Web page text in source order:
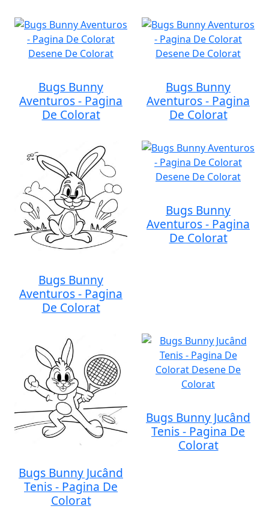
Bugs Bunny
Aventuros - Pagina
De Colorat
Bugs Bunny
Aventuros - Pagina
De Colorat
Bugs Bunny
Aventuros - Pagina
De Colorat
Bugs Bunny
Aventuros - Pagina
De Colorat
Bugs Bunny Jucând
Tenis - Pagina De
Colorat
Bugs Bunny Jucând
Tenis - Pagina De
Colorat